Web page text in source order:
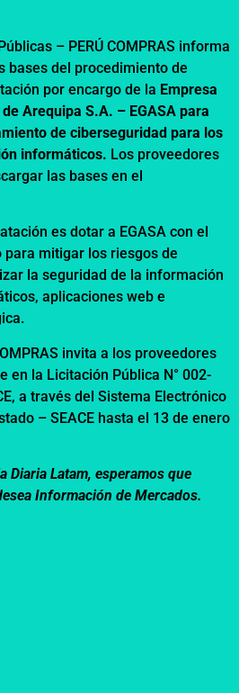
– PERÚ COMPRAS informa
bases del procedimiento de
por encargo de la Empresa
Arequipa S.A. – EGASA para
de ciberseguridad para los
informáticos. Los proveedores
las bases en el
es dotar a EGASA con el
mitigar los riesgos de
la seguridad de la información
aplicaciones web e
invita a los proveedores
en la Licitación Pública N° 002-
a través del Sistema Electrónico
– SEACE hasta el 13 de enero
Diaria Latam, esperamos que
Información de Mercados.